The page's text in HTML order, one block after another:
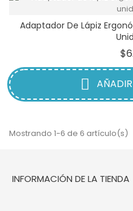
Adaptador De Lápiz
Mostrando 1-6 de 6 artículo(s)
INFORMACIÓN DE LA TIENDA